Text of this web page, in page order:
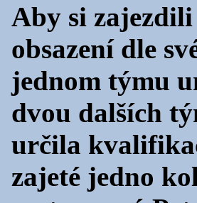
Aby si
obsazení dle
jednom týmu
dvou dalších
určila
zajeté jedno